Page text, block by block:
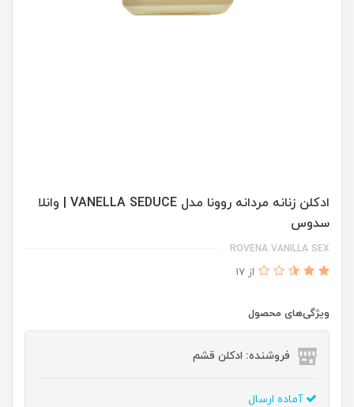
ادكلن زنانه مردانه روونا مدل VANELLA SEDUCE | وانلا
سدوس
ROVENA VANILLA SEX
از 17
ویژگی‌های محصول
فروشنده: ادکلن قشم
آماده ارسال